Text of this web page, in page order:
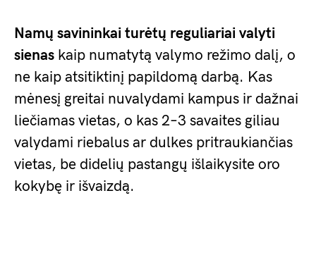
Namų savininkai turėtų reguliariai valyti
sienas kaip numatytą valymo režimo dalį, o
ne kaip atsitiktinį papildomą darbą. Kas
mėnesį greitai nuvalydami kampus ir dažnai
liečiamas vietas, o kas 2–3 savaites giliau
valydami riebalus ar dulkes pritraukiančias
vietas, be didelių pastangų išlaikysite oro
kokybę ir išvaizdą.